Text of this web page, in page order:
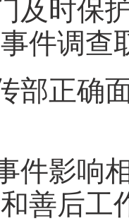
及时保
件调查
部正确
件影响
善后工